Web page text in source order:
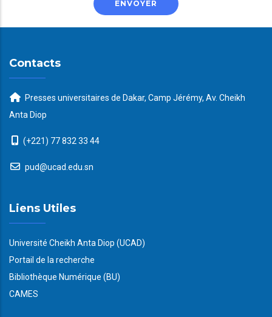
Contacts
Presses universitaires de Dakar, Camp Jérémy, Av. Cheikh
Anta Diop
(+221) 77 832 33 44
pud@ucad.edu.sn
Liens Utiles
Université Cheikh Anta Diop (UCAD)
Portail de la recherche
Bibliothèque Numérique (BU)
CAMES